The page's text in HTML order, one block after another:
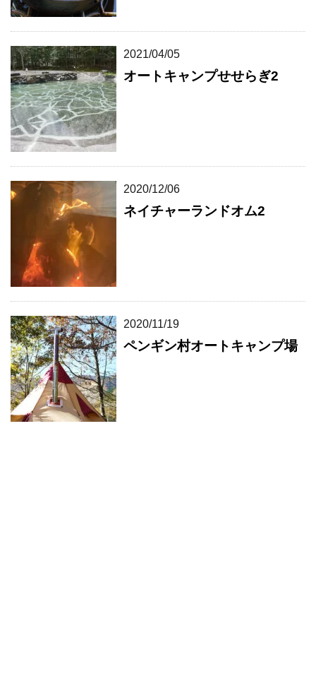
2021/04/05
オートキャンプせせらぎ2
2020/12/06
ネイチャーランドオム2
2020/11/19
ペンギン村オートキャンプ場